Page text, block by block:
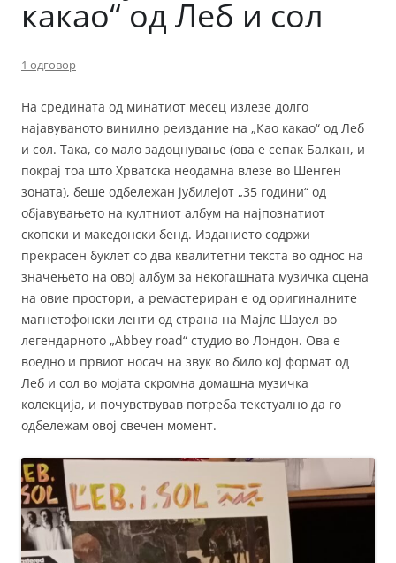
какао“ од Леб и сол
1 одговор
На средината од минатиот месец излезе долго
најавуваното винилно реиздание на „Као какао“ од Леб
и сол. Така, со мало задоцнување (ова е сепак Балкан, и
покрај тоа што Хрватска неодамна влезе во Шенген
зоната), беше одбележан јубилејот „35 години“ од
објавувањето на култниот албум на најпознатиот
скопски и македонски бенд. Изданието содржи
прекрасен буклет со два квалитетни текста во однос на
значењето на овој албум за некогашната музичка сцена
на овие простори, а ремастериран е од оригиналните
магнетофонски ленти од страна на Мајлс Шауел во
легендарното „Abbey road“ студио во Лондон. Ова е
воедно и првиот носач на звук во било кој формат од
Леб и сол во мојата скромна домашна музичка
колекција, и почувствував потреба текстуално да го
одбележам овој свечен момент.